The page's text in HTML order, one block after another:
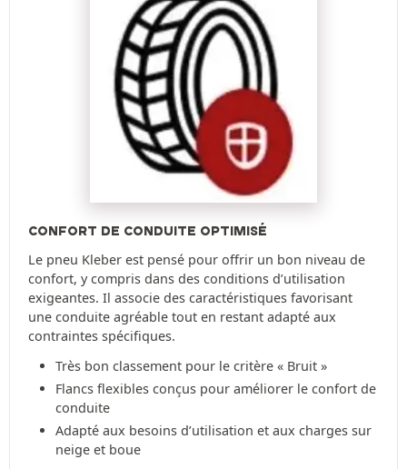
CONFORT DE CONDUITE OPTIMISÉ
Le pneu Kleber est pensé pour offrir un bon niveau de
confort, y compris dans des conditions d’utilisation
exigeantes. Il associe des caractéristiques favorisant
une conduite agréable tout en restant adapté aux
contraintes spécifiques.
Très bon classement pour le critère « Bruit »
Flancs flexibles conçus pour améliorer le confort de
conduite
Adapté aux besoins d’utilisation et aux charges sur
neige et boue